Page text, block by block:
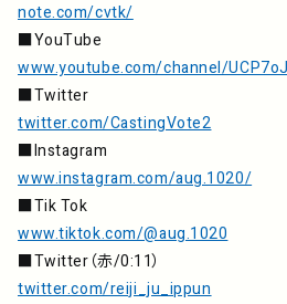
note.com/cvtk/
■YouTube
www.youtube.com/channel/
■Twitter
twitter.com/CastingVote2
■Instagram
www.instagram.com/aug.1020/
■Tik Tok
www.tiktok.com/@aug.1020
■Twitter（赤/0:11）
twitter.com/reiji_ju_ippun